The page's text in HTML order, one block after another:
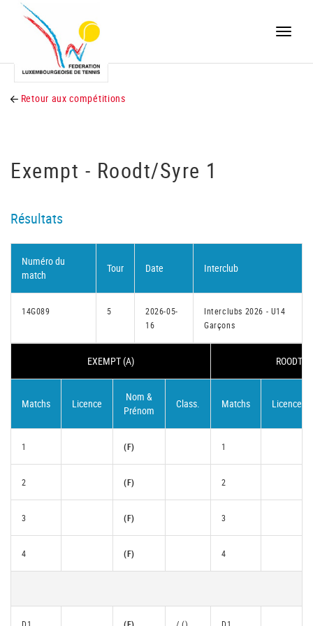
Toggle
Retour aux compétitions
Exempt - Roodt/Syre 1
Résultats
Numéro du
match
Tour Date Interclub
14G089 5
2026-05-
16
Interclubs 2026 - U14
Garçons
EXEMPT (A) ROODT/
Matchs Licence
Nom &
Prénom
Class. Matchs Licence
1 (F) 1
2 (F) 2
3 (F) 3
4 (F) 4